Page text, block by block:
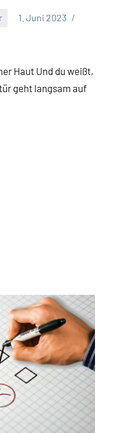
1. Juni 2023
Haut Und du weißt,
geht langsam auf